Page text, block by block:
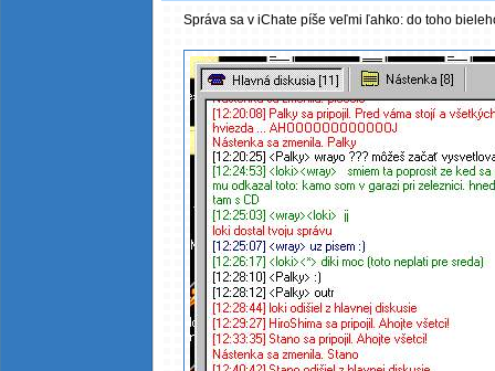
Správa sa v iChate píše veľmi ľahko: do toho